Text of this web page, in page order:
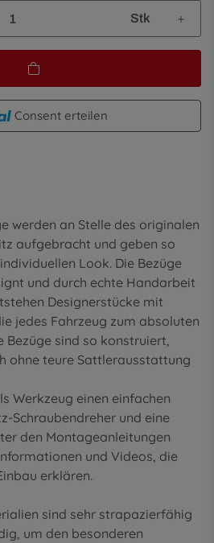
Stk
Consent erteilen
werden an Stelle des originalen
aufgebracht und geben so
Look. Die Bezüge
und durch echte Handarbeit
Designerstücke mit
jedes Fahrzeug zum absoluten
Bezüge sind so konstruiert,
ohne teure Sattlerausstattung
Werkzeug einen einfachen
Schraubendreher und eine
den Montageanleitungen
und Videos, die
erklären.
sind sehr strapazierfähig
um den besonderen